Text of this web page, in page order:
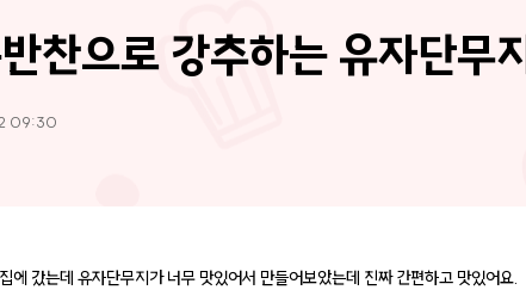
찬으로 강추하는 유자단무지
09:30
에 갔는데 유자단무지가 너무 맛있어서 만들어보았는데 진짜 간편하고 맛있어요.